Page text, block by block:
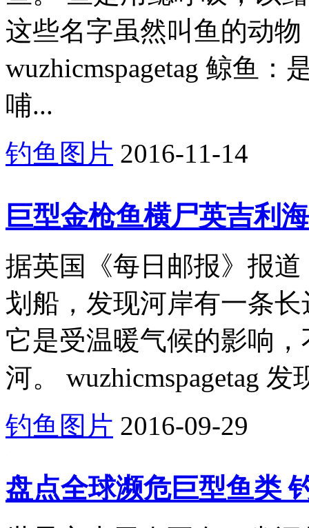
这些名字虽然叫鱼的动
wuzhicmspagetag 鲸鱼
哺...
钓鱼图片 2016-11-14
巨型金枪鱼横尸英吉利
据英国《每日邮报》报
划船，发现河岸有一条
它是受温暖气候的影响
河。 wuzhicmspagetag
钓鱼图片 2016-09-29
盘点全球濒危巨型鱼类